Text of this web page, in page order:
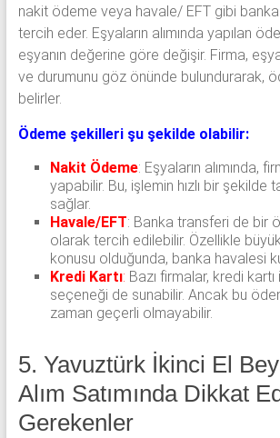
nakit ödeme veya havale/ EFT gibi
tercih eder. Eşyaların alımında yapılan
eşyanın değerine göre değişir. Firma,
ve durumunu göz önünde bulundurarak,
belirler.
Ödeme şekilleri şu şekilde olabilir:
Nakit Ödeme: Eşyaların alımında,
yapabilir. Bu, işlemin hızlı bir şekilde
sağlar.
Havale/EFT: Banka transferi de bir
olarak tercih edilebilir. Özellikle
konusu olduğunda, banka havalesi
Kredi Kartı: Bazı firmalar, kredi
seçeneği de sunabilir. Ancak bu
zaman geçerli olmayabilir.
5. Yavuztürk İkinci El
Alım Satımında Dikkat
Gerekenler